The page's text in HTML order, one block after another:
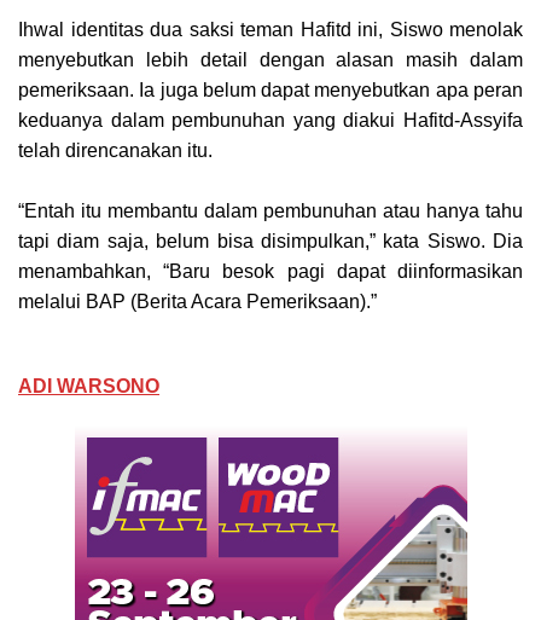
Ihwal identitas dua saksi teman Hafitd ini, Siswo menolak
menyebutkan lebih detail dengan alasan masih dalam
pemeriksaan. Ia juga belum dapat menyebutkan apa peran
keduanya dalam pembunuhan yang diakui Hafitd-Assyifa
telah direncanakan itu.
“Entah itu membantu dalam pembunuhan atau hanya tahu
tapi diam saja, belum bisa disimpulkan,” kata Siswo. Dia
menambahkan, “Baru besok pagi dapat diinformasikan
melalui BAP (Berita Acara Pemeriksaan).”
ADI WARSONO